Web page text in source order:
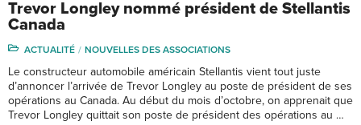
Trevor Longley nommé président de Stellantis
Canada
ACTUALITÉ NOUVELLES DES ASSOCIATIONS
Le constructeur automobile américain Stellantis vient tout juste
d’annoncer l’arrivée de Trevor Longley au poste de président de ses
opérations au Canada. Au début du mois d’octobre, on apprenait que
Trevor Longley quittait son poste de président des opérations au …